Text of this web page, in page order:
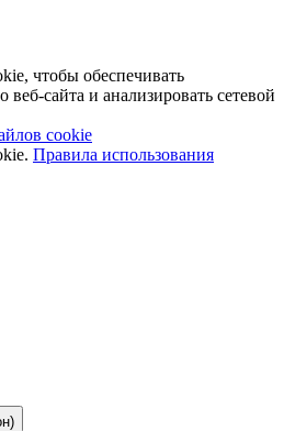
чтобы обеспечивать
сайта и анализировать сетевой
cookie
Правила использования